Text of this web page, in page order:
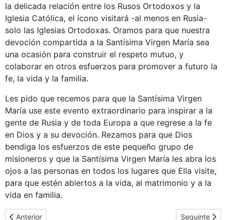
la delicada relación entre los Rusos Ortodoxos y la
Iglesia Católica, el icono visitará -al menos en Rusia-
solo las Iglesias Ortodoxas. Oramos para que nuestra
devoción compartida a la Santísima Virgen María sea
una ocasión para construir el respeto mutuo, y
colaborar en otros esfuerzos para promover a futuro la
fe, la vida y la familia.
Les pido que recemos para que la Santísima Virgen
María use este evento extraordinario para inspirar a la
gente de Rusia y de toda Europa a que regrese a la fe
en Dios y a su devoción. Rezamos para que Dios
bendiga los esfuerzos de este pequeño grupo de
misioneros y que la Santísima Virgen María les abra los
ojos a las personas en todos los lugares que Ella visite,
para que estén abiertos a la vida, al matrimonio y a la
vida en familia.
Artigo anterior: Homilias e testemunhos
Anterior Artigo
Seguinte